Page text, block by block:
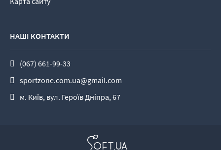
НАШІ КОНТАКТИ
(067) 661-99-33
sportzone.com.ua@gmail.com
м. Київ, вул. Героїв Дніпра, 67